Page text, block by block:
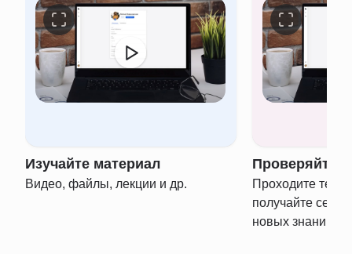
Изучайте материал
Видео, файлы, лекции и др.
Проверяйте
Проходите
получайте
новых знаний